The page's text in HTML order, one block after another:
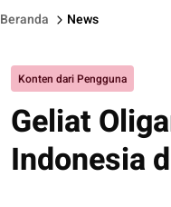
Beranda News
Konten dari Pengguna
Geliat
Indonesia